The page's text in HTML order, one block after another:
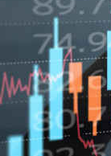
無料ご相談